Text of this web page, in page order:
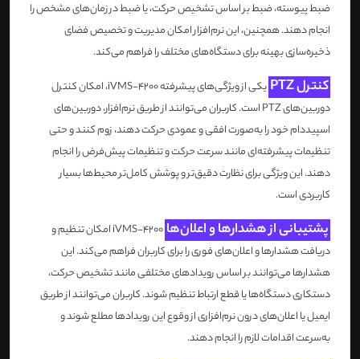
ضبط پیوسته، ضبط بر اساس تشخیص حرکت، یا ضبط در زمان‌های مشخص را
انجام دهند. همچنین، این نرم‌افزار امکان مدیریت و تخصیص فضای
ذخیره‌سازی بهینه برای دستگاه‌های مختلف را فراهم می‌کند.
کنترل PTZ
یکی از ویژگی‌های پیشرفته iVMS-4200، امکان کنترل
دوربین‌های PTZ است. کاربران می‌توانند از طریق نرم‌افزار، دوربین‌های
اسپیددام خود را به‌صورت افقی و عمودی حرکت دهند، زوم کنند و حتی
تنظیمات پیشرفته‌ای مانند سرعت حرکت و تنظیمات پیش‌فرض را انجام
دهند. این ویژگی برای نظارت دقیق‌تر و پوشش کامل‌تر محیط‌ها بسیار
کاربردی است.
پشتیبانی از هشدارها و اعلان‌ها
iVMS-4200 امکان تنظیم و
دریافت هشدارها و اعلان‌های فوری را برای کاربران فراهم می‌کند. این
هشدارها می‌توانند بر اساس رویدادهای مختلفی مانند تشخیص حرکت،
دستکاری دستگاه‌ها یا قطع ارتباط تنظیم شوند. کاربران می‌توانند از طریق
ایمیل یا اعلان‌های درون نرم‌افزاری از وقوع این رویدادها مطلع شوند و
به‌سرعت اقدامات لازم را انجام دهند.